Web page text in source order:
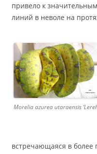
привело к
линий в неволе на
Morelia azurea utaraensis
встречающаяся в более